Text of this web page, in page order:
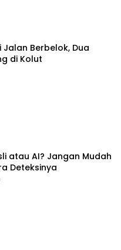
Berbelok, Dua
di Kolut
atau AI? Jangan Mudah
Deteksinya